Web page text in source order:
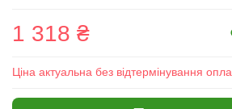
1 318 ₴
Ціна актуальна без відтермінування